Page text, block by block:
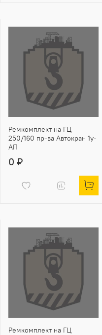
Ремкомплект на ГЦ
250/160 пр-ва Автокран 1у-
АП
0 ₽
Ремкомплект на ГЦ